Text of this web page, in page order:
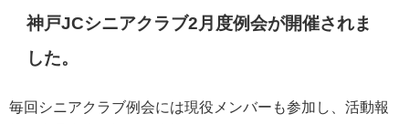
神戸JCシニアクラブ2月度例会が開催されま
した。
毎回シニアクラブ例会には現役メンバーも参加し、活動報